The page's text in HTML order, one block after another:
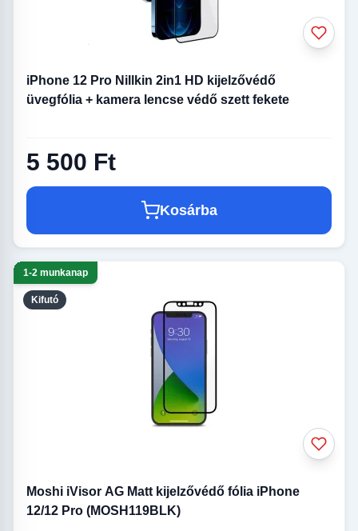
iPhone 12 Pro Nillkin 2in1 HD kijelzővédő
üvegfólia + kamera lencse védő szett fekete
5 500 Ft
Kosárba
Kifutó
1-2 munkanap
Moshi iVisor AG Matt kijelzővédő fólia iPhone
12/12 Pro (MOSH119BLK)